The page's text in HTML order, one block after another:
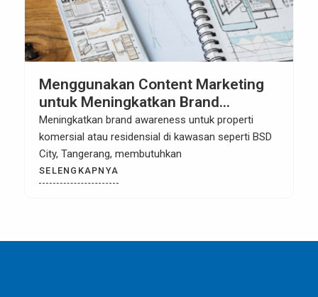
Menggunakan Content Marketing
untuk Meningkatkan Brand
Awareness Properti BSD City
Meningkatkan brand awareness untuk properti
komersial atau residensial di kawasan seperti BSD
City, Tangerang, membutuhkan
SELENGKAPNYA